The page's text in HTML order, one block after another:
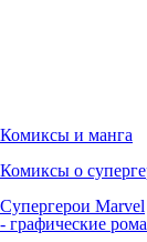
Комиксы и манга
Комиксы о
Супергерои Marvel
- графические